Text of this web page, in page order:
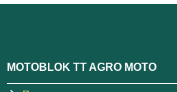
MOTOBLOK TT AGRO MOTO